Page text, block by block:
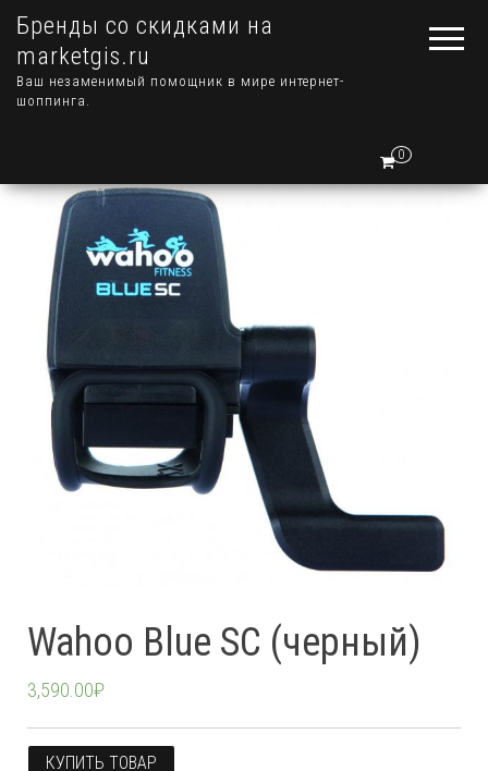
Бренды со скидками на
marketgis.ru
Ваш незаменимый помощник в мире интернет-
шоппинга.
0
Wahoo Blue SC (черный)
3,590.00₽
КУПИТЬ ТОВАР